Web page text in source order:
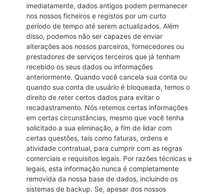
imediatamente, dados antigos podem permanecer
nos nossos ficheiros e registos por um curto
período de tempo até serem actualizados. Além
disso, podemos não ser capazes de enviar
alterações aos nossos parceiros, fornecedores ou
prestadores de serviços terceiros que já tenham
recebido os seus dados ou informações
anteriormente. Quando você cancela sua conta ou
quando sua conta de usuário é bloqueada, temos o
direito de reter certos dados para evitar o
recadastramento. Nós retemos certas informações
em certas circunstâncias, mesmo que você tenha
solicitado a sua eliminação, a fim de lidar com
certas questões, tais como faturas, ordens e
atividade contratual, para cumprir com as regras
comerciais e requisitos legais. Por razões técnicas e
legais, esta informação nunca é completamente
removida da nossa base de dados, incluindo os
sistemas de backup. Se, apesar dos nossos